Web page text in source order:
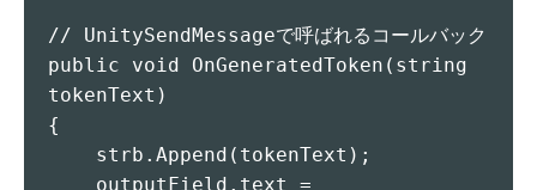
// UnitySendMessageで呼ばれるコールバック
public void OnGeneratedToken(string
tokenText)
{